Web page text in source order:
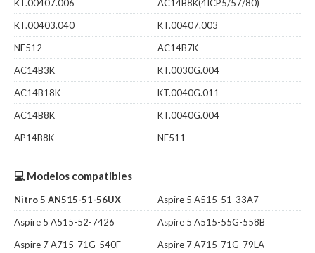
KT.00407.006
AC14B8K(4ICP5/57/80)
KT.00403.040
KT.00407.003
NE512
AC14B7K
AC14B3K
KT.0030G.004
AC14B18K
KT.0040G.011
AC14B8K
KT.0040G.004
AP14B8K
NE511
💻 Modelos compatibles
Nitro 5 AN515-51-56UX
Aspire 5 A515-51-33A7
Aspire 5 A515-52-7426
Aspire 5 A515-55G-558B
Aspire 7 A715-71G-540F
Aspire 7 A715-71G-79LA